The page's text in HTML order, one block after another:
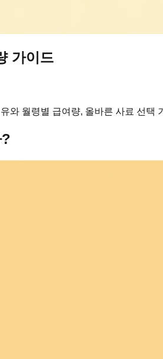
가이드
와 월령별 급여량, 올바른 사료 선택